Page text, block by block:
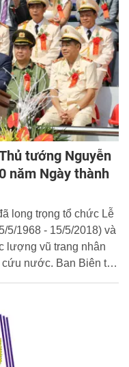
tướng Nguyễn
năm Ngày thành
long trọng tổ chức Lễ
5/1968 - 15/5/2018) và
lượng vũ trang nhân
nước. Ban Biên tập